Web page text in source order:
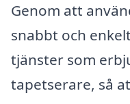
Genom att
snabbt och
tjänster som
tapetserare, så